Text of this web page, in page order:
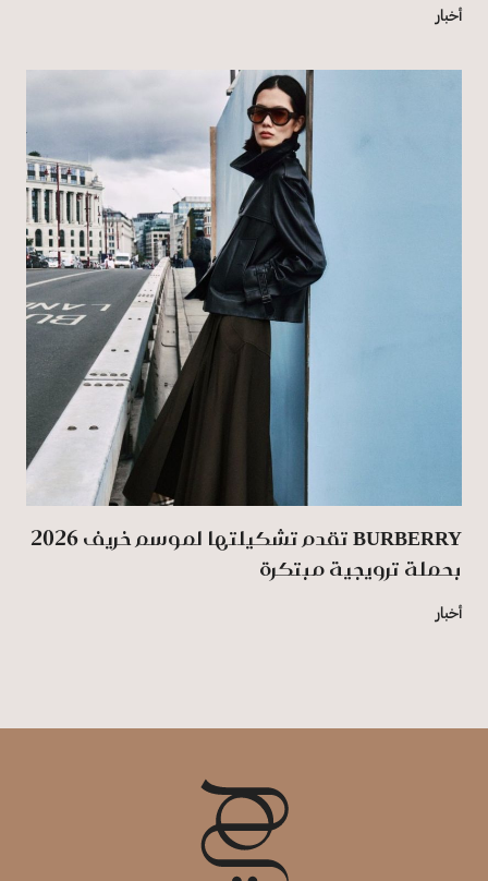
أخبار
BURBERRY تقدم تشكيلتها لموسم خريف 2026
بحملة ترويجية مبتكرة
أخبار